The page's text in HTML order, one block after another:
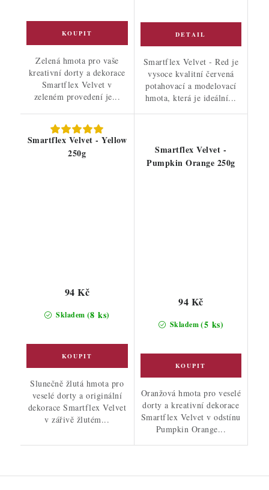
Zelená hmota pro vaše
kreativní dorty a dekorace
Smartflex Velvet v
zeleném provedení je...
Smartflex Velvet - Red je
vysoce kvalitní červená
potahovací a modelovací
hmota, která je ideální...
Smartflex Velvet - Yellow
250g
Skladem (8 ks)
94 Kč
Slunečně žlutá hmota pro
veselé dorty a originální
dekorace Smartflex Velvet
v zářivě žlutém...
Smartflex Velvet -
Pumpkin Orange 250g
Skladem(5 ks)
94 Kč
Oranžová hmota pro veselé
dorty a kreativní dekorace
Smartflex Velvet v odstínu
Pumpkin Orange...